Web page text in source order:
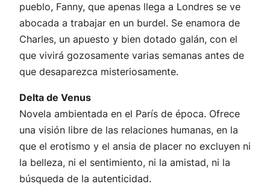
pueblo, Fanny, que apenas llega a Londres se ve
abocada a trabajar en un burdel. Se enamora de
Charles, un apuesto y bien dotado galán, con el
que vivirá gozosamente varias semanas antes de
que desaparezca misteriosamente.
Delta de Venus
Novela ambientada en el París de época. Ofrece
una visión libre de las relaciones humanas, en la
que el erotismo y el ansia de placer no excluyen ni
la belleza, ni el sentimiento, ni la amistad, ni la
búsqueda de la autenticidad.